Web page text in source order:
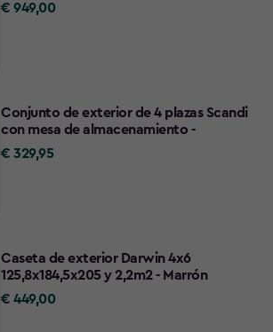
€
€ 949,00
Conjunto de exterior de 4 plazas Scandi
con mesa de almacenamiento -
€
€ 329,95
Caseta de exterior Darwin 4x6
125,8x184,5x205 y 2,2m2 - Marrón
€
€ 449,00